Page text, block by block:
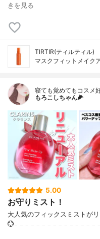
きを見る
TIRTIR(ティルティル)
マスクフィットメイク
寝ても覚めてもコスメ
もろこしちゃん🌽
5.00
お守りミスト！
大人気のフィックスミストが
💮𓐄 𓐄 𓐄 𓐄 𓐄 𓐄 𓐄 𓐄 𓐄 𓐄 𓐄 𓐄 𓐄 𓐄 𓐄